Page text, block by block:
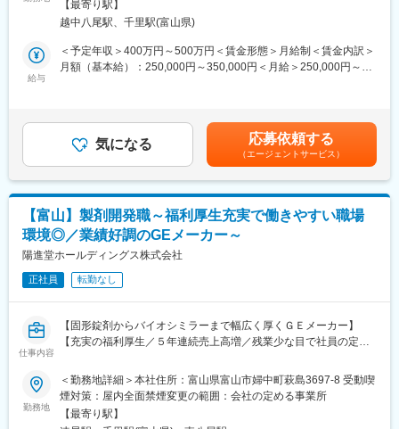
同社は高血圧系の疾患に非常によく処方される製剤の製造を受託
しており、患者様にとってなくてはならない医薬品の原薬製造を
★充実した福利厚生
福利厚生が充実しております。
お薬の錠剤に含まれている粉末状や液体状の有効成分の製造を行
っていただきます。
原料を大きな釜に入れて仕込みをし、反応を待ちます。反応を待
っている間は倉庫から材料を取り出したり業務が終わった機械の
小分けにして出荷致します。上記は一例ですが、このような作業
を二人一組になって行います。
バッチ式または連続フロー式による多段階合成
スケールアップ検証
品質確認（分析・評価）
◇使用機器
・分析機器：NMR、HPLC、LC/MS、GC、GC/MS、UV、IR、
IC、電子顕微鏡、光学顕微鏡、粒度分布測定装置、融点測定装
置、水分測定装置
・実験機器：自動合成装置、フロー合成装置、キロラボ、粉砕機
30代男性が活躍中、昇格制度や研修がありキャリアアップする事
が可能です。
ご入社後は現場社員より直接の指導の元、OJTにて研修後、将来
煙【最寄り駅】
越中八尾駅、千里駅(富山県)
給与
＜予定年収＞400万円～500万円＜賃金形態＞月給制＜賃金内訳＞
月額（基本給）：250,000円～350,000円＜月給＞250,000円～
分単位で支給賃金はあくまでも目安の金額であり、選考を通じて
上下する可能性があります。月給(月額)は固定手当を含めた表記で
す。
気になる 応募依頼する
（エージェントサービス）
【富山】製剤開発職～福利厚生充実で働きやすい職場
環境◎／業績好調のGEメーカー～
陽進堂ホールディングス株式会社
正社員 転勤なし
仕事内容
【固形錠剤からバイオシミラーまで幅広く厚くＧＥメーカー】
【充実の福利厚生／５年連続売上高増／残業少な目で社員の定着
■業務内容：
ジェネリック医薬品の製剤開発をご担当頂きます。
主に固形製剤（OD錠・普通錠）の開発を行っています。
勤務地
＜勤務地詳細＞本社住所：富山県富山市婦中町萩島3697-8 受動喫
煙対策：屋内全面禁煙変更の範囲：会社の定める事業所
【最寄り駅】